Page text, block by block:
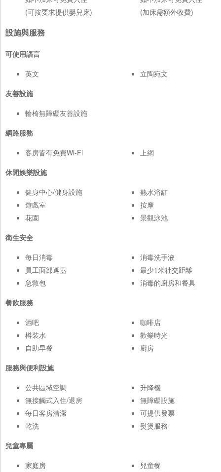
(可按要求提供嬰兒床)
(加床需額外收費)
設施與服務
可使用語言
英文
立陶宛文
友善設施
輪椅無障礙友善設施
網路服務
客房皆有免費Wi-Fi
上網
休閒娛樂設施
健身中心/健身設施
遊戲室
花園
熱水浴缸
按摩
景觀泳池
衛生安全
每日消毒
員工面部遮蓋
急救包
消毒洗手液
最少1米社交距離
消毒的廚房和餐具
餐飲服務
酒吧
樽裝水
自助早餐
咖啡店
歡樂時光
廚房
服務與便利設施
公共區域空調
無接觸式入住/退房
每日客房清潔
乾洗
升降機
無障礙設施
可提供發票
熨燙服務
兒童專屬
家庭房
兒童餐